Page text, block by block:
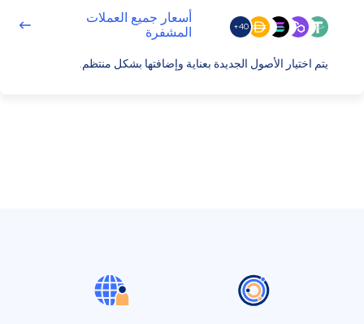
40+
أسعار جميع العملات
المشفرة
يتم اختيار الأصول الجديدة بعناية وإضافتها بشكل منتظم.